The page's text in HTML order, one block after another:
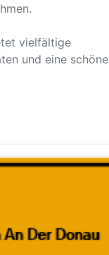
vielfältige
und eine schöne